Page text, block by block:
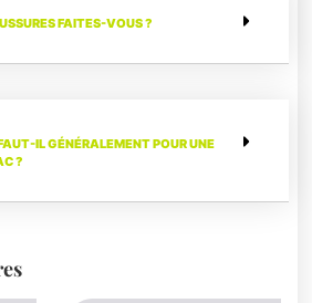
FAITES-VOUS ?
IL GÉNÉRALEMENT POUR UNE
?